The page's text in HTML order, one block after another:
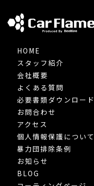
HOME
スタッフ紹介
会社概要
よくある質問
必要書類ダウンロード
お問合わせ
アクセス
個人情報保護について
暴力団排除条例
お知らせ
BLOG